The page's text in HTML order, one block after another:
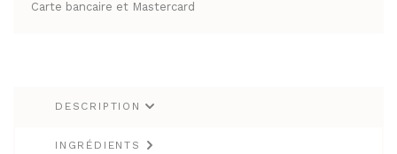
RHUMS ET GINS
VINS BLANCS SECS
VINS ROUGES
Carte bancaire et Mastercard
DESCRIPTION
INGRÉDIENTS